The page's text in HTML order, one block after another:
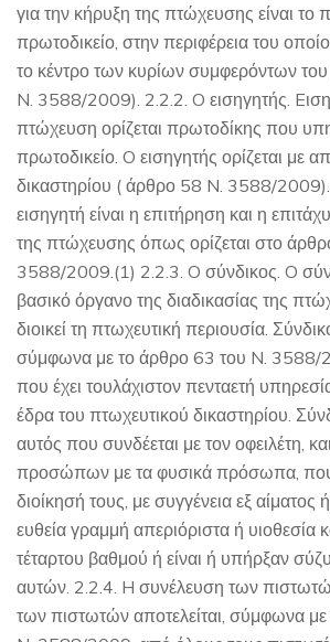
για την κήρυξη της πτώχευσης είναι το
πρωτοδικείο, στην περιφέρεια του
το κέντρο των κυρίων συμφερόντων
N. 3588/2009). 2.2.2. O εισηγητής.
πτώχευση ορίζεται πρωτοδίκης που
πρωτοδικείο. O εισηγητής ορίζεται με
δικαστηρίου ( άρθρο 58 N. 3588/
εισηγητή είναι η επιτήρηση και η
της πτώχευσης όπως ορίζεται στο
3588/2009.(1) 2.2.3. O σύνδικος. O
βασικό όργανο της διαδικασίας της
διοικεί τη πτωχευτική περιουσία.
σύμφωνα με το άρθρο 63 του N. 3588/
που έχει τουλάχιστον πενταετή
έδρα του πτωχευτικού δικαστηρίου.
αυτός που συνδέεται με τον οφειλέτη,
προσώπων με τα φυσικά πρόσωπα,
διοίκησή τους, με συγγένεια εξ αίματος
ευθεία γραμμή απεριόριστα ή υιοθεσία
τέταρτου βαθμού ή είναι ή υπήρξαν
αυτών. 2.2.4. H συνέλευση των
των πιστωτών αποτελείται, σύμφωνα